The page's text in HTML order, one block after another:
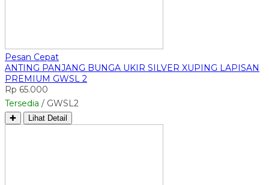
Pesan Cepat
ANTING PANJANG BUNGA UKIR SILVER XUPING LAPISAN
PREMIUM GWSL 2
Rp 65.000
Tersedia / GWSL2
✚ Lihat Detail